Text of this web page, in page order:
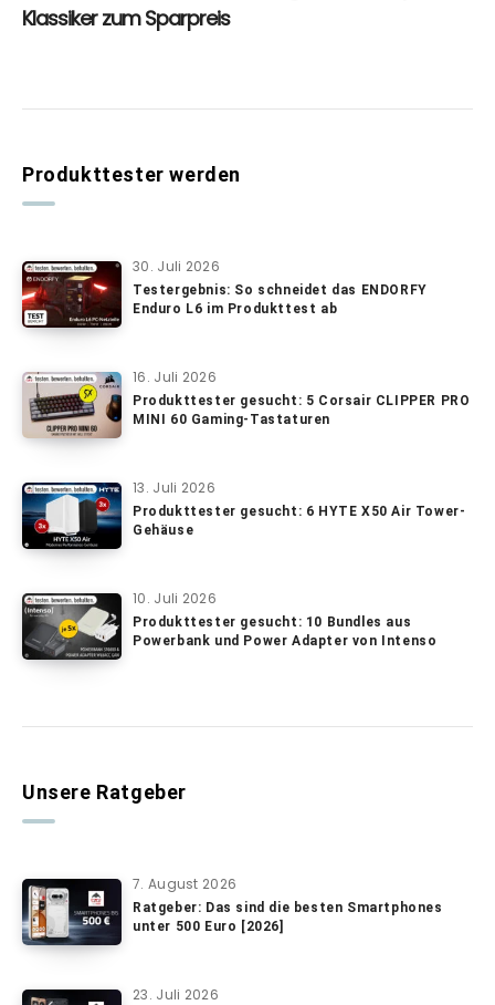
Produkttester werden
30. Juli 2026
Testergebnis: So schneidet das ENDORFY
Enduro L6 im Produkttest ab
16. Juli 2026
Produkttester gesucht: 5 Corsair CLIPPER PRO
MINI 60 Gaming-Tastaturen
13. Juli 2026
Produkttester gesucht: 6 HYTE X50 Air Tower-
Gehäuse
10. Juli 2026
Produkttester gesucht: 10 Bundles aus
Powerbank und Power Adapter von Intenso
Unsere Ratgeber
7. August 2026
Ratgeber: Das sind die besten Smartphones
unter 500 Euro [2026]
23. Juli 2026